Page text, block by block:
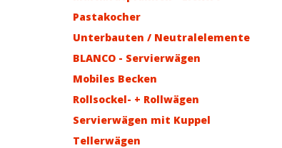
Pastakocher
Unterbauten / Neutralelemente
BLANCO - Servierwägen
Mobiles Becken
Rollsockel- + Rollwägen
Servierwägen mit Kuppel
Tellerwägen